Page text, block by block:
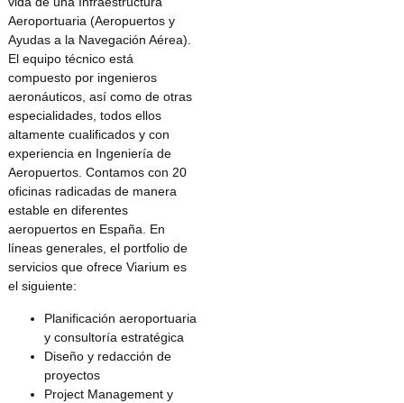
Aeroportuaria (Aeropuertos y
Ayudas a la Navegación Aérea).
El equipo técnico está
compuesto por ingenieros
aeronáuticos, así como de otras
especialidades, todos ellos
altamente cualificados y con
experiencia en Ingeniería de
Aeropuertos. Contamos con 20
oficinas radicadas de manera
estable en diferentes
aeropuertos en España. En
líneas generales, el portfolio de
servicios que ofrece Viarium es
el siguiente:
Planificación aeroportuaria
y consultoría estratégica
Diseño y redacción de
proyectos
Project Management y